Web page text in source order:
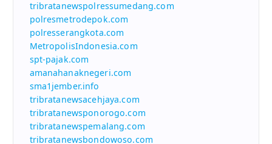
tribratanewspolressumedang.com
polresmetrodepok.com
polresserangkota.com
MetropolisIndonesia.com
spt-pajak.com
amanahanaknegeri.com
sma1jember.info
tribratanewsacehjaya.com
tribratanewsponorogo.com
tribratanewspemalang.com
tribratanewsbondowoso.com